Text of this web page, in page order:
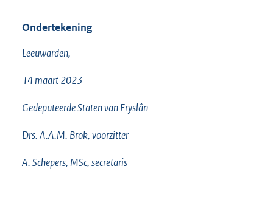
Ondertekening
Leeuwarden,
14 maart 2023
Gedeputeerde Staten van Fryslân
Drs. A.A.M. Brok, voorzitter
A. Schepers, MSc, secretaris